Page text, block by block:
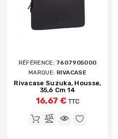
RÉFÉRENCE: 7607905000
MARQUE: RIVACASE
Rivacase Suzuka, Housse,
35,6 Cm 14
16,67 € TTC